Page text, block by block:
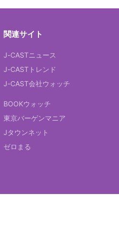
関連サイト
J-CASTニュース
J-CASTトレンド
J-CAST会社ウォッチ
BOOKウォッチ
東京バーゲンマニア
Jタウンネット
ゼロまる